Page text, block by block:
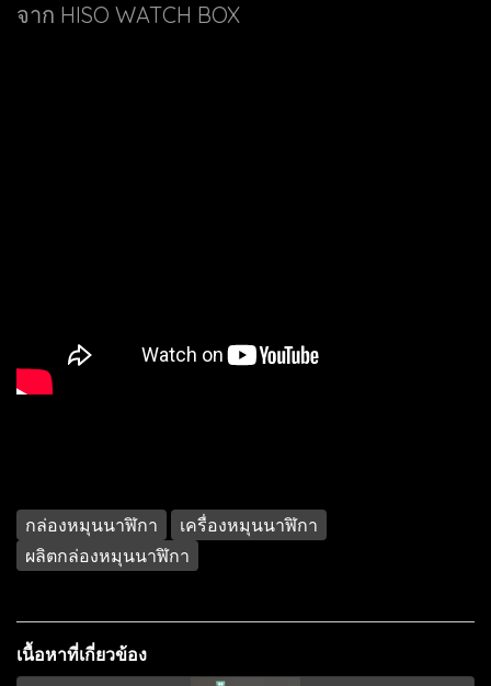
จาก HISO WATCH BOX
กล่องหมุนนาฬิกา
เครื่องหมุนนาฬิกา
ผลิตกล่องหมุนนาฬิกา
เนื้อหาที่เกี่ยวข้อง